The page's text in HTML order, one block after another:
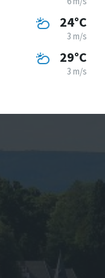
24°C
3 m/s
29°C
3 m/s